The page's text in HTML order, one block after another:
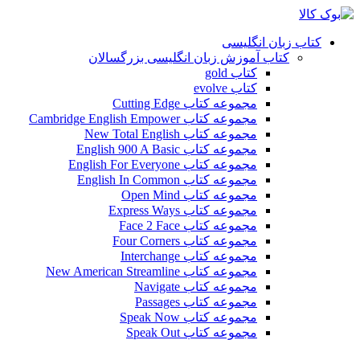
کتاب زبان انگلیسی
کتاب آموزش زبان انگلیسی بزرگسالان
کتاب gold
کتاب evolve
مجموعه کتاب Cutting Edge
مجموعه کتاب Cambridge English Empower
مجموعه کتاب New Total English
مجموعه کتاب English 900 A Basic
مجموعه کتاب English For Everyone
مجموعه کتاب English In Common
مجموعه کتاب Open Mind
مجموعه کتاب Express Ways
مجموعه کتاب Face 2 Face
مجموعه کتاب Four Corners
مجموعه کتاب Interchange
مجموعه کتاب New American Streamline
مجموعه کتاب Navigate
مجموعه کتاب Passages
مجموعه کتاب Speak Now
مجموعه کتاب Speak Out